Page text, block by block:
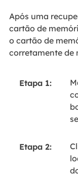
Após uma
cartão de
o cartão de
corretamente de
Etapa 1:
Etapa 2: